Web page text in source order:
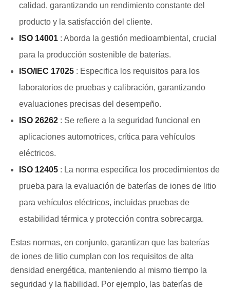
calidad, garantizando un rendimiento constante del
producto y la satisfacción del cliente.
ISO 14001 : Aborda la gestión medioambiental, crucial
para la producción sostenible de baterías.
ISO/IEC 17025 : Especifica los requisitos para los
laboratorios de pruebas y calibración, garantizando
evaluaciones precisas del desempeño.
ISO 26262 : Se refiere a la seguridad funcional en
aplicaciones automotrices, crítica para vehículos
eléctricos.
ISO 12405 : La norma especifica los procedimientos de
prueba para la evaluación de baterías de iones de litio
para vehículos eléctricos, incluidas pruebas de
estabilidad térmica y protección contra sobrecarga.
Estas normas, en conjunto, garantizan que las baterías
de iones de litio cumplan con los requisitos de alta
densidad energética, manteniendo al mismo tiempo la
seguridad y la fiabilidad. Por ejemplo, las baterías de